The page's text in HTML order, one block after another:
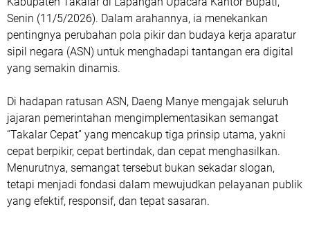
Senin (11/5/2026). Dalam arahannya, ia menekankan
pentingnya perubahan pola pikir dan budaya kerja aparatur
sipil negara (ASN) untuk menghadapi tantangan era digital
yang semakin dinamis.
Di hadapan ratusan ASN, Daeng Manye mengajak seluruh
jajaran pemerintahan mengimplementasikan semangat
“Takalar Cepat” yang mencakup tiga prinsip utama, yakni
cepat berpikir, cepat bertindak, dan cepat menghasilkan.
Menurutnya, semangat tersebut bukan sekadar slogan,
tetapi menjadi fondasi dalam mewujudkan pelayanan publik
yang efektif, responsif, dan tepat sasaran.